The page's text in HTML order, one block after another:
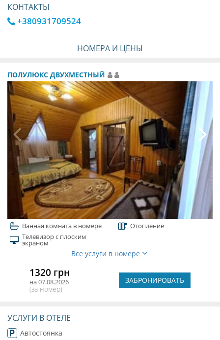
КОНТАКТЫ
+380931709524
НОМЕРА И ЦЕНЫ
ПОЛУЛЮКС ДВУХМЕСТНЫЙ
Ванная комната в номере
Отопление
Телевизор с плоским
экраном
Все услуги в номере
1320 грн
на 07.08.2026
(за номер)
ЗАБРОНИРОВАТЬ
УСЛУГИ В ОТЕЛЕ
Автостоянка